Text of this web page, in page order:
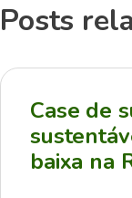
Posts
Case de
baixa na